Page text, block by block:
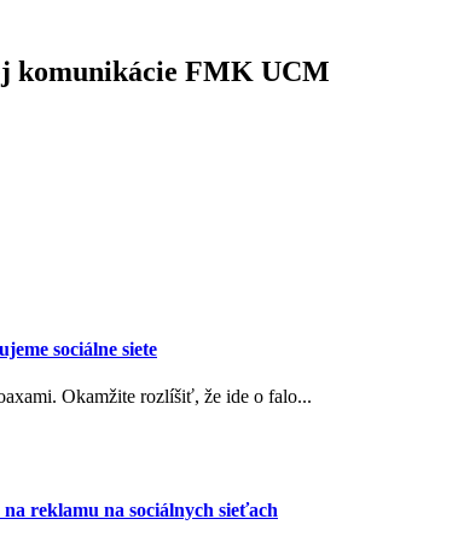
komunikácie FMK UCM
sociálne siete
Okamžite rozlíšiť, že ide o falo...
reklamu na sociálnych sieťach